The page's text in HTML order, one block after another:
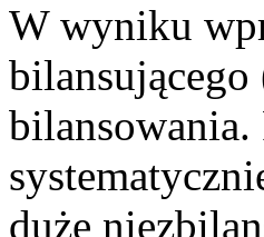
W wyniku
bilansowania.
duże